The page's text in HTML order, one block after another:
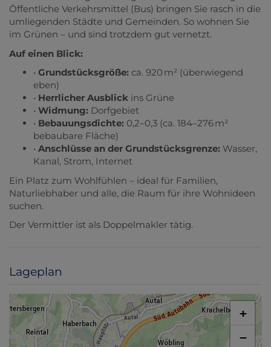
Öffentliche Verkehrsmittel (Bus) bringen Sie rasch in die
umliegenden Städte und Gemeinden. So wohnen Sie
im Grünen – und sind trotzdem gut vernetzt.
Auf einen Blick:
• Grundstücksgröße: ca. 920 m² (überwiegend
eben)
• Herrlicher Ausblick ins Grüne
• Widmung: Dorfgebiet
• Bebauungsdichte: 0,2–0,3 (ca. 184–276 m²
bebaubare Fläche)
• Anschlüsse an der Grundstücksgrenze: Wasser,
Kanal, Strom, Internet
Ein Platz zum Wohlfühlen – ideal für Familien,
Naturliebhaber und alle, die Raum für ihre Wohnideen
suchen.
Der Vermittler ist als Doppelmakler tätig.
Lageplan
+
−